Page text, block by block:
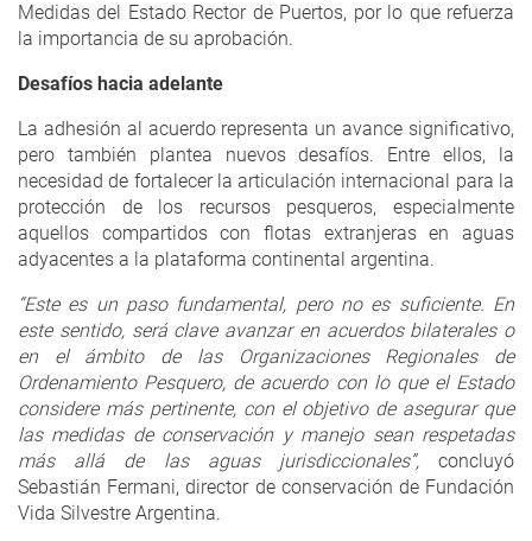
Medidas del Estado Rector de Puertos, por lo que refuerza
la importancia de su aprobación.
Desafíos hacia adelante
La adhesión al acuerdo representa un avance significativo,
pero también plantea nuevos desafíos. Entre ellos, la
necesidad de fortalecer la articulación internacional para la
protección de los recursos pesqueros, especialmente
aquellos compartidos con flotas extranjeras en aguas
adyacentes a la plataforma continental argentina.
“Este es un paso fundamental, pero no es suficiente. En
este sentido, será clave avanzar en acuerdos bilaterales o
en el ámbito de las Organizaciones Regionales de
Ordenamiento Pesquero, de acuerdo con lo que el Estado
considere más pertinente, con el objetivo de asegurar que
las medidas de conservación y manejo sean respetadas
más allá de las aguas jurisdiccionales”,concluyó
Sebastián Fermani, director de conservación de Fundación
Vida Silvestre Argentina.